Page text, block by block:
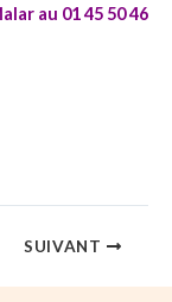
au 01 45 50 46
SUIVANT